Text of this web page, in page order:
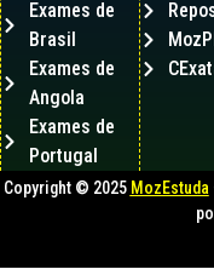
Exames de
Brasil
Exames de
Angola
Exames de
Portugal
Copyright © 2025 MozEstuda